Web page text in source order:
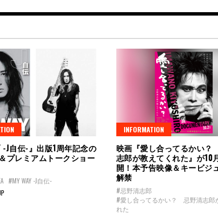
-J自伝-』出版1周年記念の
プレミアムトークショー
#MY WAY -J自伝-
INFORMATION
映画『愛し合ってるかい
志郎が教えてくれた』が10
開！本予告映像＆キービジ
解禁
#忌野清志郎
#愛し合ってるかい？ 忌野清志郎
れた